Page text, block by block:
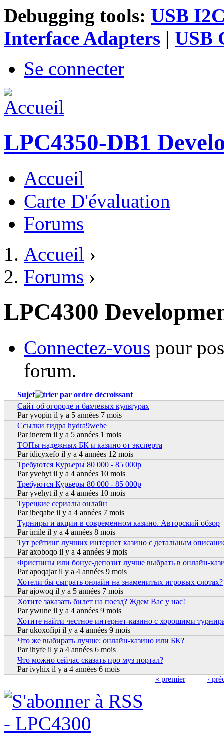
Debugging tools: USB
Interface Adapters | USB
Se connecter
LPC4350-DB1
Menu principal
Accueil
Carte D'évaluation
Forums
Vous êtes ici
Accueil ›
Forums ›
LPC4300
Connectez-vous pour
forum.
Sujet
Sujet normal
Сайт об огороде и бахчевых культурах
Paryvopin il y a 5 années 7 mois
Sujet normal
Ссылки гидра hydra9webe
Parinerem il y a 5 années 1 mois
Sujet normal
ТОПы надежных БК и казино от эксперта
Paridicyxefo il y a 4 années 12 mois
Sujet normal
Требуются Курьеры 80 000 - 85 000р
Paryvehyt il y a 4 années 10 mois
Sujet normal
Требуются Курьеры 80 000 - 85 000р
Paryvehyt il y a 4 années 10 mois
Sujet normal
Турецкие сериалы онлайн
Paribeqabe il y a 4 années 7 mois
Sujet normal
Турниры и акции в современном казино. Авторский обзор
Parimile il y a 4 années 8 mois
Sujet normal
Тут рейтинг лучших интернет казино с детальным
Paraxoboqo il y a 4 années 9 mois
Sujet normal
Фриспины или бонус-депозит лучше выбрать в онлайн-
Parapoqajaril y a 4 années 9 mois
Sujet normal
Хотели бы сыграть онлайн на знаменитых игровых слотах?
Parajowoq il y a 5 années 7 mois
Sujet normal
Хотите заказать билет на поезд? Ждем Вас у нас!
Parywune il y a 4 années 9 mois
Sujet normal
Хотите найти честное интернет-казино с хорошими
Parukoxofipi il y a 4 années 9 mois
Sujet normal
Что же выбирать лучше: онлайн-казино или БК?
Parihyfe il y a 4 années 6 mois
Sujet normal
Что можно сейчас сказать про муз портал?
Parivyhix il y a 4 années 6 mois
Pages
« premier ‹